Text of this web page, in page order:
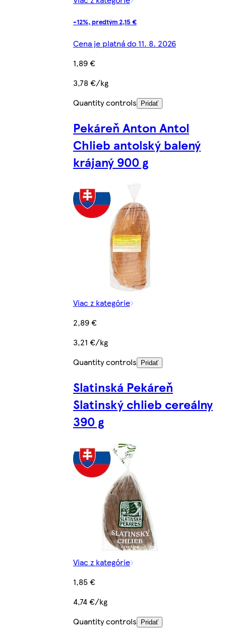
-12%, predtým 2,15 €
Cena je platná do 11. 8. 2026
1,89 €
3,78 €/kg
Quantity controls
Pridať
Pekáreň Anton Antol
Chlieb antolský balený
krájaný 900 g
Viac z kategórie
2,89 €
3,21 €/kg
Quantity controls
Pridať
Slatinská Pekáreň
Slatinský chlieb cereálny
390 g
Viac z kategórie
1,85 €
4,74 €/kg
Quantity controls
Pridať